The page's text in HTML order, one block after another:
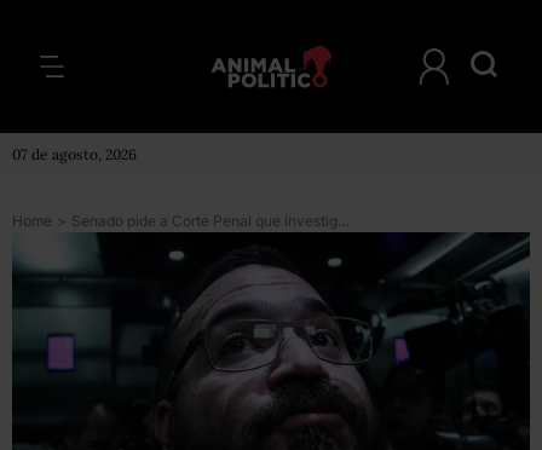
07 de agosto, 2026
Home > Senado pide a Corte Penal que investigue a Javier Duarte por presuntos crímenes de lesa humanidad